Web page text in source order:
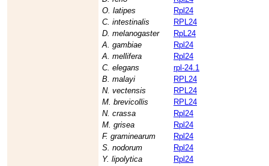
O. latipes
Rpl24
C. intestinalis
RPL24
D. melanogaster
RpL24
A. gambiae
Rpl24
A. mellifera
Rpl24
C. elegans
rpl-24.1
B. malayi
RPL24
N. vectensis
RPL24
M. brevicollis
RPL24
N. crassa
Rpl24
M. grisea
Rpl24
F. graminearum
Rpl24
S. nodorum
Rpl24
Y. lipolytica
Rpl24